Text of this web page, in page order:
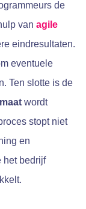
de
van agile
eindresultaten.
eventuele
Ten slotte is de
wordt
stopt niet
en
het bedrijf